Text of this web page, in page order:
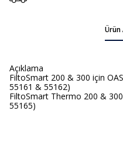
Ürün
Açıklama
FiltoSmart 200 & 300 için
55161 & 55162)
FiltoSmart Thermo 200 &
55165)